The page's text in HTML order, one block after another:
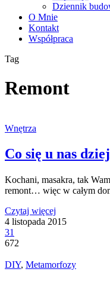
Dziennik
O Mnie
Kontakt
Współpraca
Tag
Remont
Wnętrza
Co się u nas
Kochani, masakra, tak
remont… więc w całym
Czytaj więcej
4 listopada 2015
31
672
DIY, Metamorfozy